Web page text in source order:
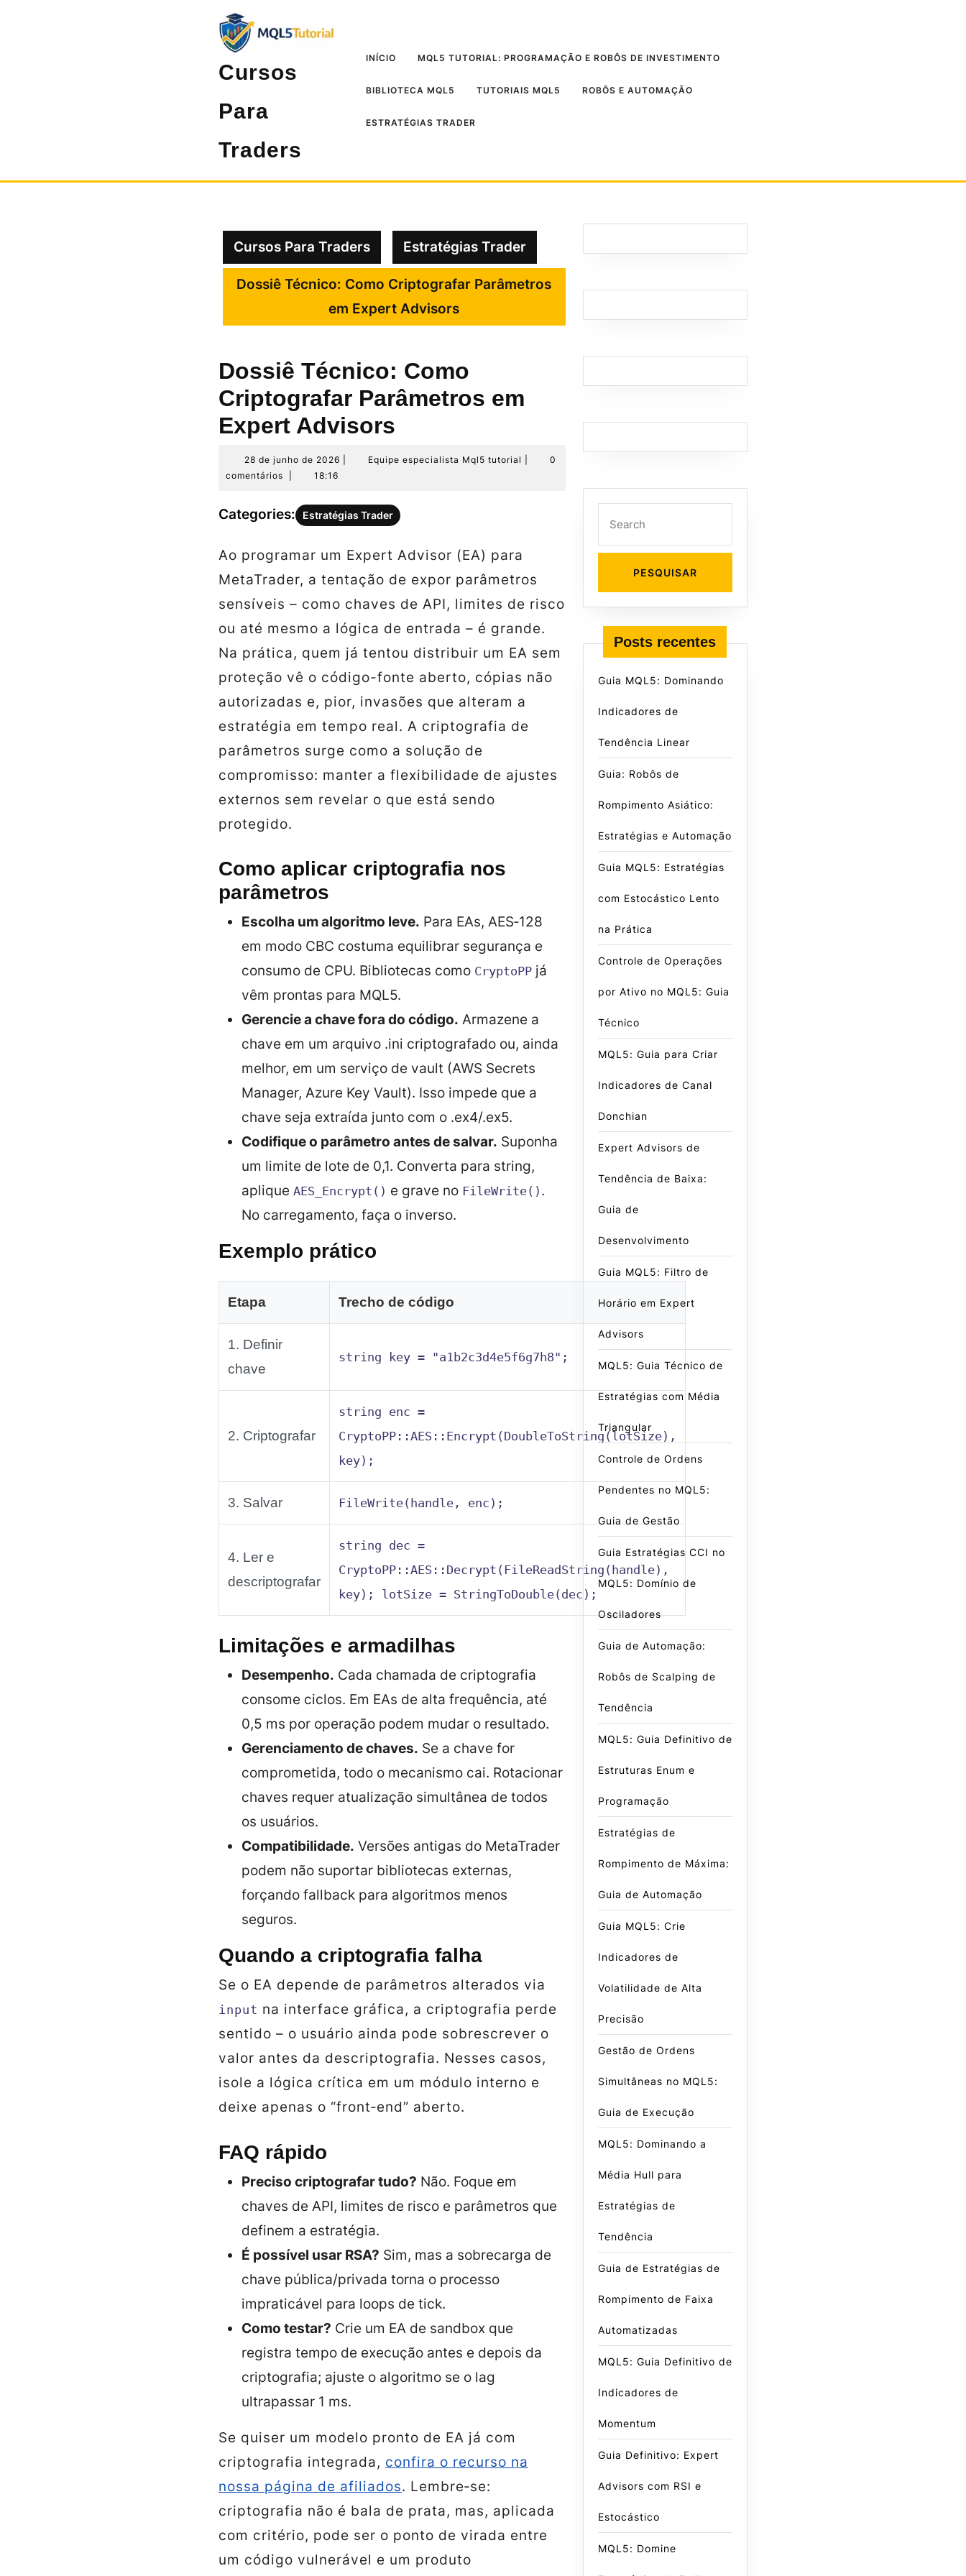
Cursos
Para
Traders
INÍCIO MQL5 TUTORIAL: PROGRAMAÇÃO E ROBÔS DE INVESTIMENTO
BIBLIOTECA MQL5 TUTORIAIS MQL5 ROBÔS E AUTOMAÇÃO
ESTRATÉGIAS TRADER
Cursos Para Traders Estratégias Trader
Dossiê Técnico: Como Criptografar Parâmetros
em Expert Advisors
Dossiê Técnico: Como
Criptografar Parâmetros em
Expert Advisors
28 de junho de 2026
de
2026
Equipe especialista Mql5 tutorial
Equipe
0
comentários
18:16
Categories: Estratégias Trader
Ao programar um Expert Advisor (EA) para
MetaTrader, a tentação de expor parâmetros
sensíveis – como chaves de API, limites de risco
ou até mesmo a lógica de entrada – é grande.
Na prática, quem já tentou distribuir um EA sem
proteção vê o código-fonte aberto, cópias não
autorizadas e, pior, invasões que alteram a
estratégia em tempo real. A criptografia de
parâmetros surge como a solução de
compromisso: manter a flexibilidade de ajustes
externos sem revelar o que está sendo
protegido.
Como aplicar criptografia nos
parâmetros
Escolha um algoritmo leve. Para EAs, AES‑128
em modo CBC costuma equilibrar segurança e
consumo de CPU. Bibliotecas como CryptoPP já
vêm prontas para MQL5.
Gerencie a chave fora do código. Armazene a
chave em um arquivo .ini criptografado ou, ainda
melhor, em um serviço de vault (AWS Secrets
Manager, Azure Key Vault). Isso impede que a
chave seja extraída junto com o .ex4/.ex5.
Codifique o parâmetro antes de salvar. Suponha
um limite de lote de 0,1. Converta para string,
aplique AES_Encrypt() e grave no FileWrite() .
No carregamento, faça o inverso.
Exemplo prático
Etapa Trecho de código
1. Definir
chave
string key = "a1b2c3d4e5f6g7h8";
2. Criptografar
string enc =
CryptoPP::AES::Encrypt(DoubleToString(lotSize),
key);
3. Salvar FileWrite(handle, enc);
4. Ler e
descriptografar
string dec =
CryptoPP::AES::Decrypt(FileReadString(handle),
key); lotSize = StringToDouble(dec);
Limitações e armadilhas
Desempenho. Cada chamada de criptografia
consome ciclos. Em EAs de alta frequência, até
0,5 ms por operação podem mudar o resultado.
Gerenciamento de chaves. Se a chave for
comprometida, todo o mecanismo cai. Rotacionar
chaves requer atualização simultânea de todos
os usuários.
Compatibilidade. Versões antigas do MetaTrader
podem não suportar bibliotecas externas,
forçando fallback para algoritmos menos
seguros.
Quando a criptografia falha
Se o EA depende de parâmetros alterados via
input na interface gráfica, a criptografia perde
sentido – o usuário ainda pode sobrescrever o
valor antes da descriptografia. Nesses casos,
isole a lógica crítica em um módulo interno e
deixe apenas o “front‑end” aberto.
FAQ rápido
Preciso criptografar tudo? Não. Foque em
chaves de API, limites de risco e parâmetros que
definem a estratégia.
É possível usar RSA? Sim, mas a sobrecarga de
chave pública/privada torna o processo
impraticável para loops de tick.
Como testar? Crie um EA de sandbox que
registra tempo de execução antes e depois da
criptografia; ajuste o algoritmo se o lag
ultrapassar 1 ms.
Se quiser um modelo pronto de EA já com
criptografia integrada, confira o recurso na
nossa página de afiliados. Lembre‑se:
criptografia não é bala de prata, mas, aplicada
com critério, pode ser o ponto de virada entre
um código vulnerável e um produto
Posts recentes
Guia MQL5: Dominando
Indicadores de
Tendência Linear
Guia: Robôs de
Rompimento Asiático:
Estratégias e Automação
Guia MQL5: Estratégias
com Estocástico Lento
na Prática
Controle de Operações
por Ativo no MQL5: Guia
Técnico
MQL5: Guia para Criar
Indicadores de Canal
Donchian
Expert Advisors de
Tendência de Baixa:
Guia de
Desenvolvimento
Guia MQL5: Filtro de
Horário em Expert
Advisors
MQL5: Guia Técnico de
Estratégias com Média
Triangular
Controle de Ordens
Pendentes no MQL5:
Guia de Gestão
Guia Estratégias CCI no
MQL5: Domínio de
Osciladores
Guia de Automação:
Robôs de Scalping de
Tendência
MQL5: Guia Definitivo de
Estruturas Enum e
Programação
Estratégias de
Rompimento de Máxima:
Guia de Automação
Guia MQL5: Crie
Indicadores de
Volatilidade de Alta
Precisão
Gestão de Ordens
Simultâneas no MQL5:
Guia de Execução
MQL5: Dominando a
Média Hull para
Estratégias de
Tendência
Guia de Estratégias de
Rompimento de Faixa
Automatizadas
MQL5: Guia Definitivo de
Indicadores de
Momentum
Guia Definitivo: Expert
Advisors com RSI e
Estocástico
MQL5: Domine